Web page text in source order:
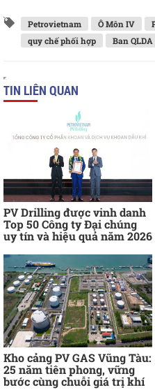
Petrovietnam Ô Môn IV
quy chế phối hợp
Ban
TIN LIÊN QUAN
PV Drilling được vinh danh
Top 50 Công ty Đại chúng
uy tín và hiệu quả năm 2026
Kho cảng PV GAS Vũng Tàu:
25 năm tiên phong, vững
bước cùng chuỗi giá trị khí